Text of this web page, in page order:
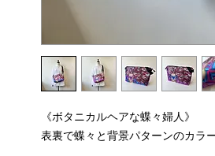
《ボタニカルヘアな蝶々婦人》
表裏で蝶々と背景パターンのカラ